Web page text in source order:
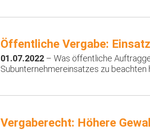
Öffentliche Vergabe:
01.07.2022 – Was öffentliche
Subunternehmereinsatzes zu beachten
Vergaberecht: Höhere